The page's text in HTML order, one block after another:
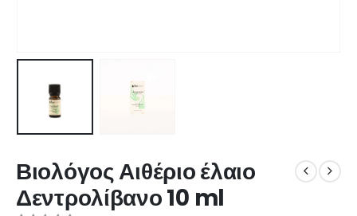
Βιολόγος Αιθέριο έλαιο
Δεντρολίβανο 10 ml